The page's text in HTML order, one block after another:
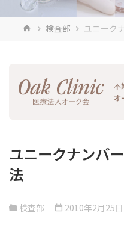
キ
ホ 検査部 ユニーク
ユニークナンバ
法
検査部 2010年2月25日